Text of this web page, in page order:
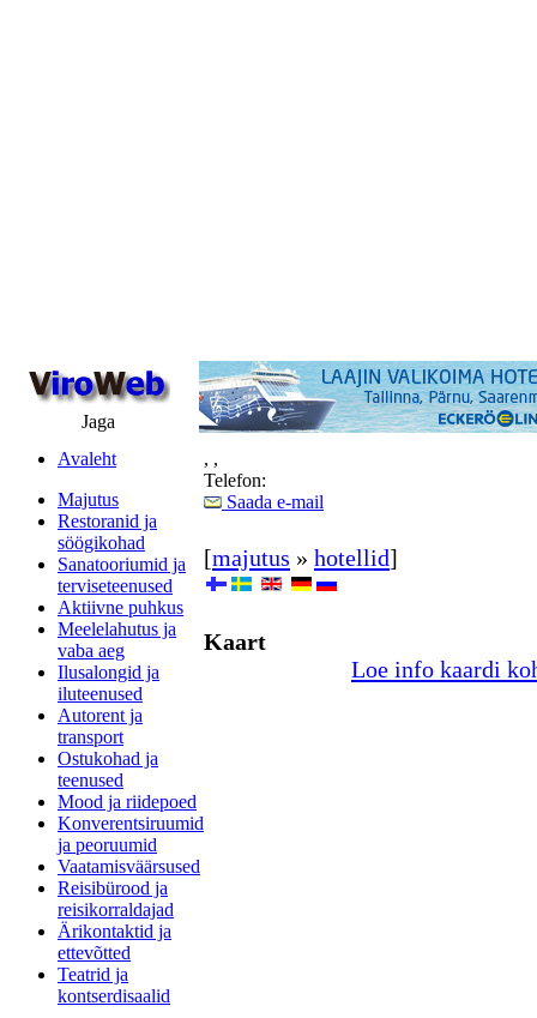
Jaga
Avaleht
Majutus
Restoranid ja
söögikohad
Sanatooriumid ja
terviseteenused
Aktiivne puhkus
Meelelahutus ja
vaba aeg
Ilusalongid ja
iluteenused
Autorent ja
transport
Ostukohad ja
teenused
Mood ja riidepoed
Konverentsiruumid
ja peoruumid
Vaatamisväärsused
Reisibürood ja
reisikorraldajad
Ärikontaktid ja
ettevõtted
Teatrid ja
kontserdisaalid
, ,
Telefon:
Saada e-mail
[majutus » hotellid]
Kaart
Loe info kaardi